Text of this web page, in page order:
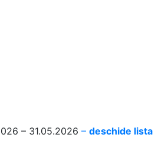
– 31.05.2026 – deschide lista